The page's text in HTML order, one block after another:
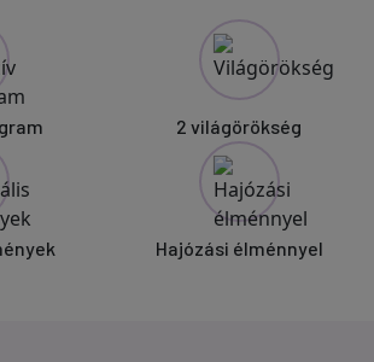
2 világörökség
Hajózási élménnyel